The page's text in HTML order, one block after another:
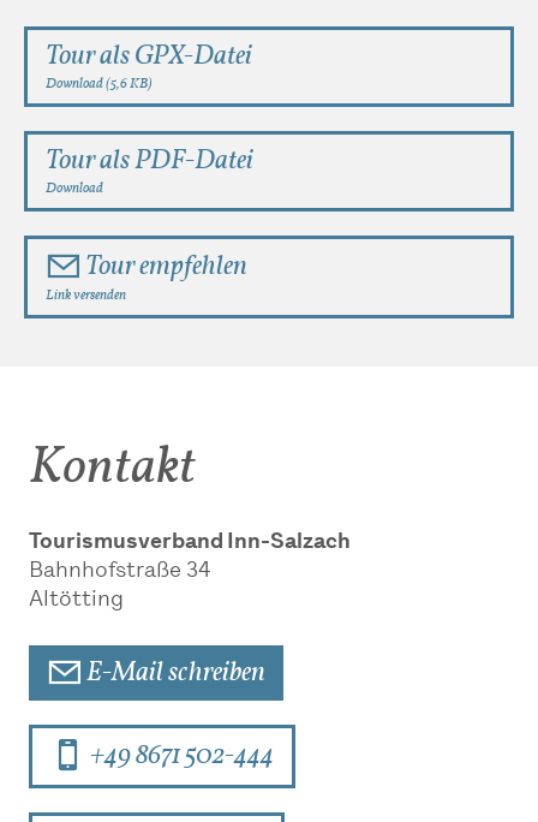
Tour als GPX-Datei
Download (5,6 KB)
Tour als PDF-Datei
Download
Tour empfehlen
Link versenden
Kontakt
Tourismusverband Inn-Salzach
Bahnhofstraße 34
Altötting
E-Mail schreiben
+49 8671 502-444